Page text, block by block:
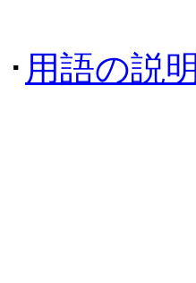
･ 用語の説明